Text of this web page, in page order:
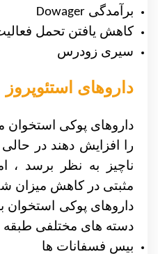
برآمدگی Dowager
کاهش یافتن تحمل
سیری زودرس
داروهای استئوپروز
داروهای پوکی استخوان
را افزایش دهند در
ناچیز به نظر برسد ،
مثبتی در کاهش میزان
داروهای پوکی استخوان
دسته های مختلفی
بیس فسفانات ها